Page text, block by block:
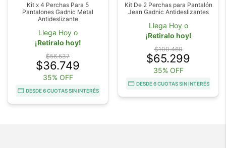
Kit x 4 Perchas Para 5
Pantalones Gadnic Metal
Antideslizante
Llega Hoy o
¡Retiralo hoy!
$56.537
$36.749
35% OFF
DESDE 6 CUOTAS SIN INTERÉS
Kit De 2 Perchas para Pantalón
Jean Gadnic Antideslizantes
Llega Hoy o
¡Retiralo hoy!
$100.460
$65.299
35% OFF
DESDE 6 CUOTAS SIN INTERÉS